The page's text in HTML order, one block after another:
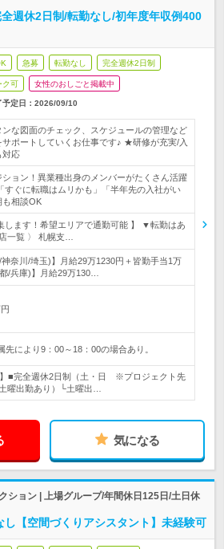
週休2日制/転勤なし/初年度年収例400
急募 転勤なし 完全週休2日制
ク可 女性のおしごと掲載中
予定日： 2026/09/10
ンな図面のチェック、スケジュールの管理など
サポートしていくお仕事です♪ ★研修が充実/入
対応
ション！異業種出身のメンバーがたくさん活躍
すぐに転職はムリかも」「半年先の入社がい
も相談OK
します！希望エリアで通勤可能 】 ▼転勤はあ
一覧 〉 札幌支…
神奈川/埼玉)】月給29万1230円＋皆勤手当1万
/兵庫)】月給29万130…
により9：00～18：00の場合あり。
】■完全週休2日制（土・日 ※プロジェクト先
曜出勤あり）└土曜出…
気になる
ション | 上場グループ/年間休日125日/土日休
【空間づくりアシスタント】未経験可